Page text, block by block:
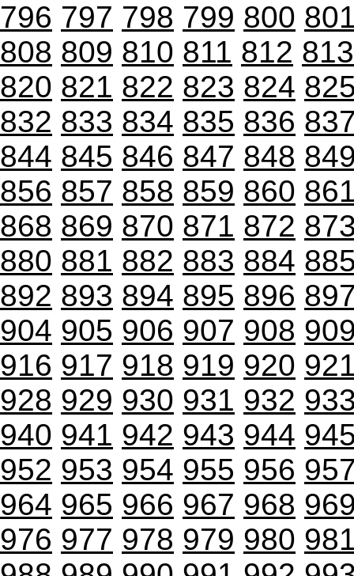
796 797 798 799 800
808 809 810 811 812 813
820 821 822 823 824
832 833 834 835 836
844 845 846 847 848
856 857 858 859 860
868 869 870 871 872
880 881 882 883 884
892 893 894 895 896
904 905 906 907 908
916 917 918 919 920
928 929 930 931 932
940 941 942 943 944
952 953 954 955 956
964 965 966 967 968
976 977 978 979 980